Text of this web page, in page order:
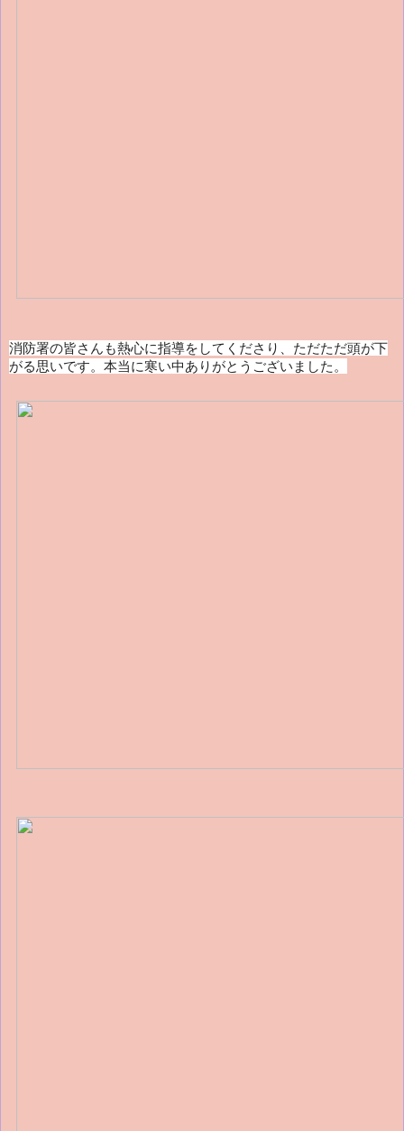
消防署の皆さんも熱心に指導をしてくださり、ただただ頭が下
がる思いです。本当に寒い中ありがとうございました。